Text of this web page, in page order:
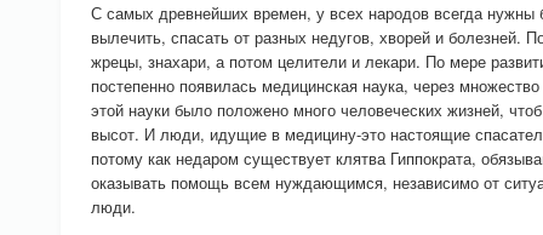
С самых древнейших времен, у всех народов всегда
вылечить, спасать от разных недугов, хворей и болезней.
жрецы, знахари, а потом целители и лекари. По мере
постепенно появилась медицинская наука, через
этой науки было положено много человеческих жизней,
высот. И люди, идущие в медицину-это настоящие
потому как недаром существует клятва Гиппократа,
оказывать помощь всем нуждающимся, независимо от
люди.